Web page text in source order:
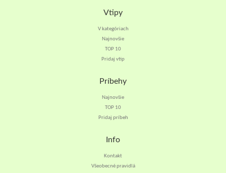
Vtipy
V kategóriach
Najnovšie
TOP 10
Pridaj vtip
Príbehy
Najnovšie
TOP 10
Pridaj príbeh
Info
Kontakt
Všeobecné pravidlá